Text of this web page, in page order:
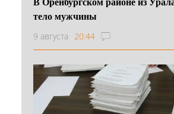
тело мужчины
9 августа 20:44